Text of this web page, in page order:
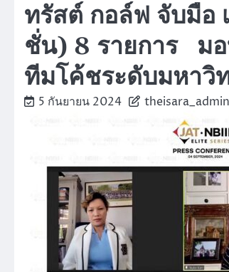
ทรัสต์ กอล์ฟ จับมือ
ชั่น) 8 รายการ ม
ทีมโค้ชระดับมหาวิ
5 กันยายน 2024 theisara_admin